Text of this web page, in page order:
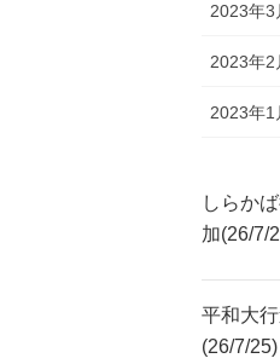
2023年3
2023年2
2023年1
しらか
加(26/7/
平和大
(26/7/25)